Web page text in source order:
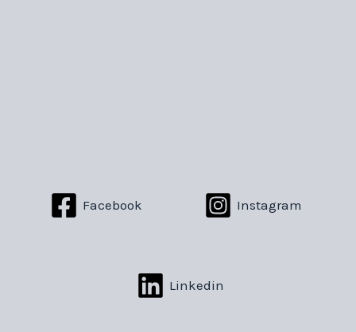
Facebook Instagram
Linkedin